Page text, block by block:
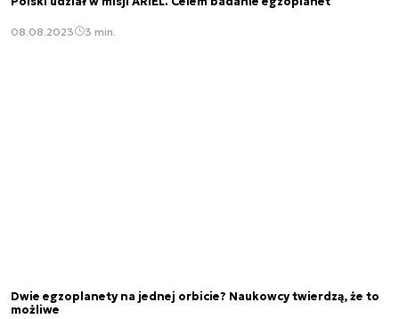
08.08.2023 3 min.
Dwie egzoplanety na jednej orbicie? Naukowcy twierdzą, że to
możliwe